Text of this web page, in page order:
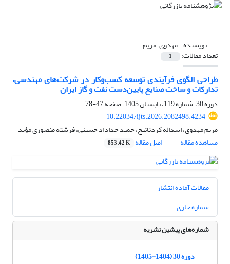
نویسنده =مهدوی، مریم
تعداد مقالات: 1
طراحی الگوی فرآیندی توسعه کسب‌وکار در شرکت‌های مهندسی،
تدارکات و ساخت صنایع پایین‌دست نفت و گاز ایران
دوره 30، شماره 119، تابستان 1405، صفحه
47-78
10.22034/ijts.2026.2082498.4234
مریم مهدوی، اسداله کردنائیج، حمید خداداد حسینی، فرشته منصوری مؤید
مشاهده مقاله
اصل مقاله 853.42 K
مقالات آماده انتشار
شماره جاری
شماره‌های پیشین نشریه
دوره 30 (1404-1405)